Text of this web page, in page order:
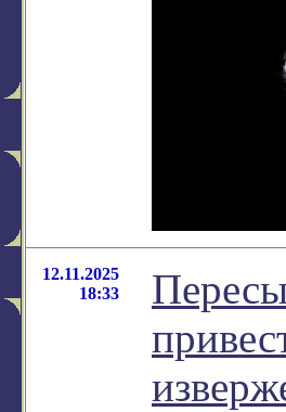
12.11.2025
18:33